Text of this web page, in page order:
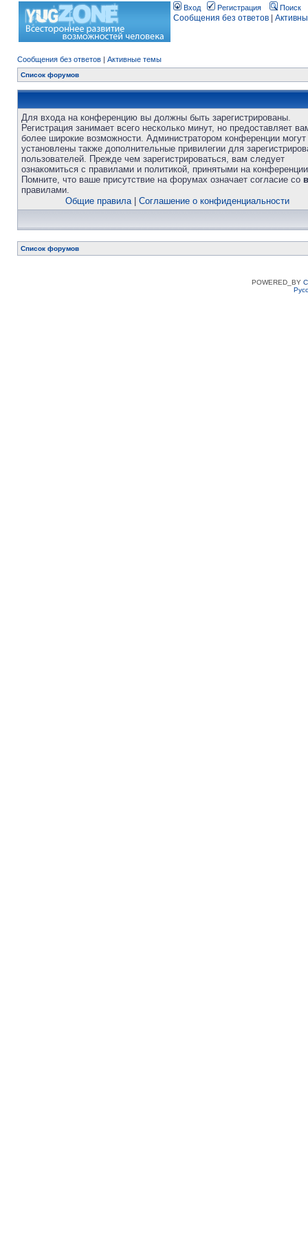
Вход Регистрация Поиск
Сообщения без ответов
Сообщения без ответов | Активные темы
Список форумов
Для входа на конференцию вы должны быть зарегистрированы.
Регистрация занимает всего несколько минут, но предоставляет
более широкие возможности. Администратором конференции
установлены также дополнительные привилегии для
пользователей. Прежде чем зарегистрироваться, вам следует
ознакомиться с правилами и политикой, принятыми на
Помните, что ваше присутствие на форумах означает согласие со
правилами.
Общие правила| Соглашение о конфиденциальности
Список форумов
POWERED_BY